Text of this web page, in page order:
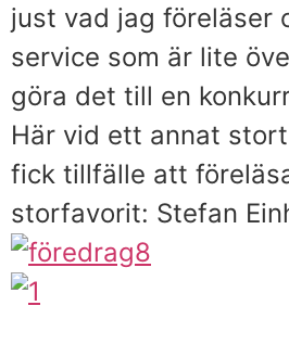
just vad jag föreläser
service som är lite
göra det till en
Här vid ett annat
fick tillfälle att
storfavorit: Stefan